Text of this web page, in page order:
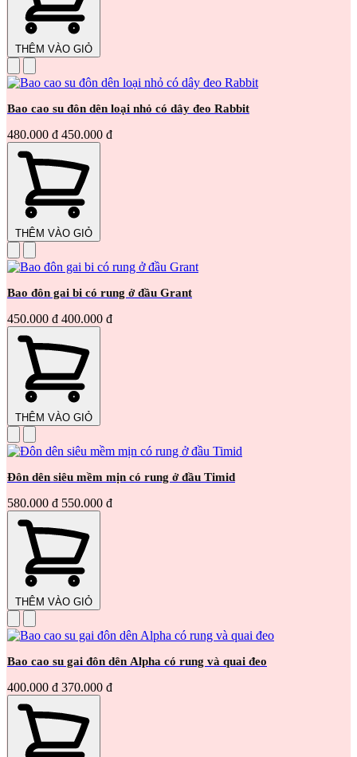
THÊM VÀO GIỎ
Bao cao su đôn dên loại nhỏ có dây đeo Rabbit
480.000 đ 450.000 đ
THÊM VÀO GIỎ
Bao đôn gai bi có rung ở đầu Grant
450.000 đ 400.000 đ
THÊM VÀO GIỎ
Đôn dên siêu mềm mịn có rung ở đầu Timid
580.000 đ 550.000 đ
THÊM VÀO GIỎ
Bao cao su gai đôn dên Alpha có rung và quai đeo
400.000 đ 370.000 đ